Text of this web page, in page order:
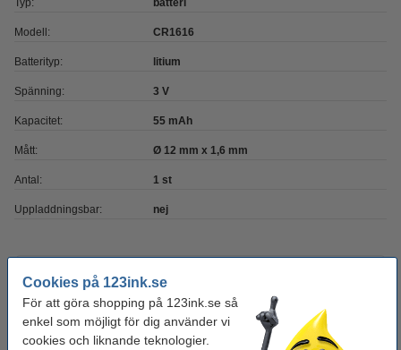
Cookies på 123ink.se
För att göra shopping på 123ink.se så
enkel som möjligt för dig använder vi
cookies och liknande teknologier.
Typ: batteri
Modell: CR1616
Batterityp: litium
Spänning: 3 V
Kapacitet: 55 mAh
Mått: Ø 12 mm x 1,6 mm
Antal: 1 st
Uppladdningsbar: nej
Batteriet benämns
Batteribenämning:
280-209
5021LC BR1616
BR1616-1W